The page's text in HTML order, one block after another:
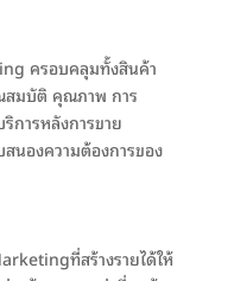
ครอบคลุมทั้งสินค้า
สมบัติ คุณภาพ การ
การหลังการขาย
องความต้องการของ
ที่สร้างรายได้ให้